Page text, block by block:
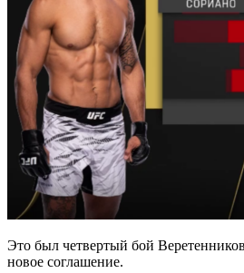
Это был четвертый бой
новое соглашение.